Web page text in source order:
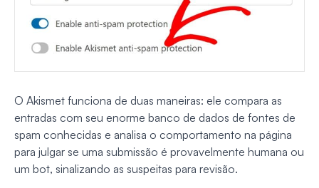
O Akismet funciona de duas maneiras: ele compara as
entradas com seu enorme banco de dados de fontes de
spam conhecidas e analisa o comportamento na página
para julgar se uma submissão é provavelmente humana ou
um bot, sinalizando as suspeitas para revisão.